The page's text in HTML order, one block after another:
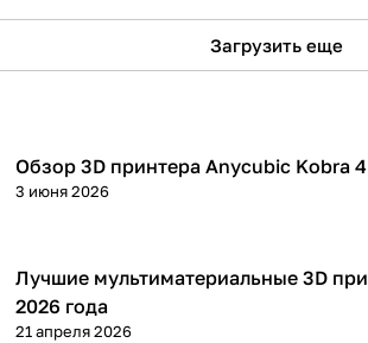
Загрузить еще
3D принтеры
Обзор 3D принтера Anycubic Kobra 4
3 июня 2026
3D принтеры
Лучшие мультиматериальные 3D
2026 года
21 апреля 2026